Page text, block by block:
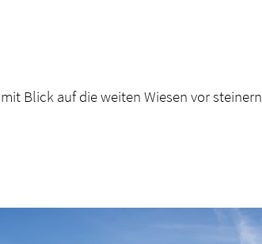
Blick auf die weiten Wiesen vor